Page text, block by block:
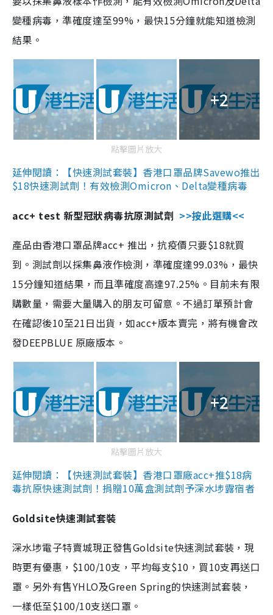
變種病毒，準確度達至99%，最快15分鐘就能知道檢測
結果。
+2
點擊圖片放大
延伸閱讀：【快速測試套裝】香港口罩品牌Savewo推出
$18快速測試劑！有效檢測Omicron、Delta變種病毒
acc+ test 新型冠狀病毒抗原測試劑 >>按此選購<<
產品由香港口罩品牌acc+ 推出，抗疫價只要$18就買
到。測試劑以採集鼻液作檢測，準確度達99.03%，最快
15分鐘知道結果，而且準確度高達97.25%。目前未有限
購數量，需要大量購入的朋友可留意。不過訂單預計會
在確認後10至21日出貨，如acc+版本賣完，將有機會改
發DEEPBLUE 原廠版本。
+2
點擊圖片放大
延伸閱讀：【快速測試套裝】香港口罩廠acc+推$18病
毒抗原快速測試劑！捐贈10萬盒測試劑予深水埗露宿者
Goldsite快速測試套裝
深水埗電子特賣城現正發售Goldsite快速測試套裝，現
時更有優惠，$100/10支，平均每支$10，買10支再送口
罩。另外有售YHLO及Green Spring的快速測試套裝，
一樣低至$100/10支送口罩。